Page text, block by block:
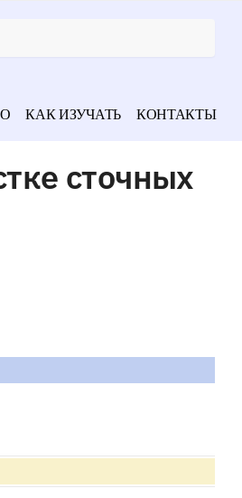
КАК ИЗУЧАТЬ КОНТАКТЫ
сточных